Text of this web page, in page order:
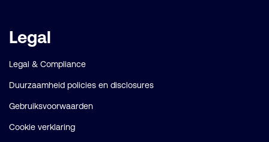
Legal
Legal & Compliance
Duurzaamheid policies en disclosures
Gebruiksvoorwaarden
Cookie verklaring